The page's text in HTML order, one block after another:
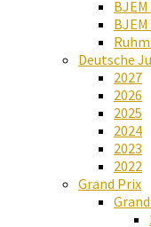
Deutsche
2027
2026
2025
2024
2023
2022
Grand Prix